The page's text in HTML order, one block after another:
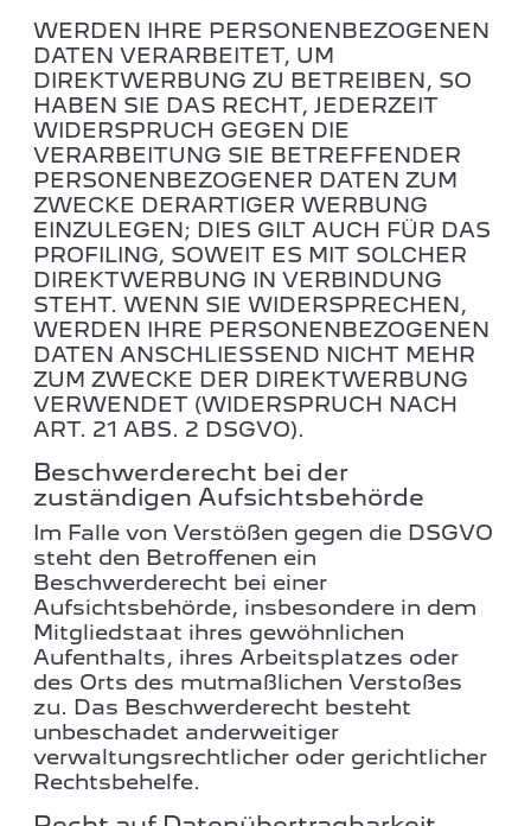
WERDEN IHRE PERSONENBEZOGENEN
DATEN VERARBEITET, UM
DIREKTWERBUNG ZU BETREIBEN, SO
HABEN SIE DAS RECHT, JEDERZEIT
WIDERSPRUCH GEGEN DIE
VERARBEITUNG SIE BETREFFENDER
PERSONENBEZOGENER DATEN ZUM
ZWECKE DERARTIGER WERBUNG
EINZULEGEN; DIES GILT AUCH FÜR DAS
PROFILING, SOWEIT ES MIT SOLCHER
DIREKTWERBUNG IN VERBINDUNG
STEHT. WENN SIE WIDERSPRECHEN,
WERDEN IHRE PERSONENBEZOGENEN
DATEN ANSCHLIESSEND NICHT MEHR
ZUM ZWECKE DER DIREKTWERBUNG
VERWENDET (WIDERSPRUCH NACH
ART. 21 ABS. 2 DSGVO).
Beschwerde­recht bei der
zuständigen Aufsichts­behörde
Im Falle von Verstößen gegen die DSGVO
steht den Betroffenen ein
Beschwerderecht bei einer
Aufsichtsbehörde, insbesondere in dem
Mitgliedstaat ihres gewöhnlichen
Aufenthalts, ihres Arbeitsplatzes oder
des Orts des mutmaßlichen Verstoßes
zu. Das Beschwerderecht besteht
unbeschadet anderweitiger
verwaltungsrechtlicher oder gerichtlicher
Rechtsbehelfe.